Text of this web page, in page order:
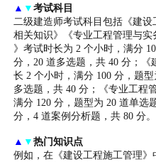
▲ ▼考试科目
二级建造师考试科目包括《建
相关知识》《专业工程管理与
》考试时长为 2 个小时，满分
分，20 道多选题，共 40 分；
长 2 个小时，满分 100 分，题
多选题，共 40 分；《专业工程
满分 120 分，题型为 20 道单选
分，4 道案例分析题，共 80 分。
▲ ▼热门知识点
例如，在《建设工程施工管理